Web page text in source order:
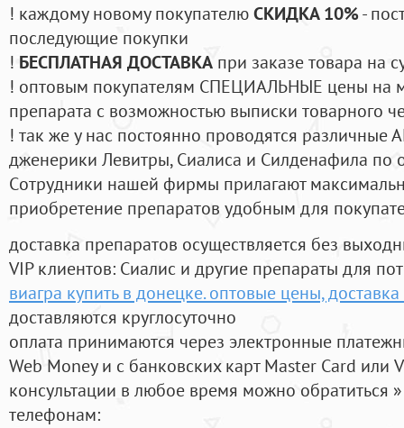
! каждому новому покупателюСКИДКА 10%-
последующие покупки
! БЕСПЛАТНАЯ ДОСТАВКА при заказе товара на
! оптовым покупателям СПЕЦИАЛЬНЫЕ цены на
препарата с возможностью выписки товарного
! так же у нас постоянно проводятся
дженерики Левитры, Сиалиса и Силденафила по
Cотрудники нашей фирмы прилагают
приобретение препаратов удобным для
доставка препаратов осуществляется без
VIP клиентов: Сиалис и другие препараты для
виагра купить в донецке. оптовые цены,
доставляются круглосуточно
оплата принимаются через электронные
Web Money и с банковских карт Master Card или
консультации в любое время можно обратиться
телефонам: